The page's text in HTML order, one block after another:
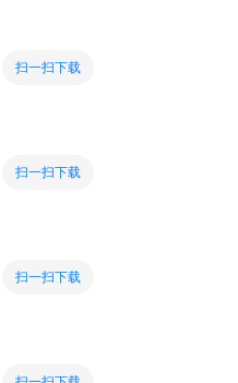
扫一扫下载
扫一扫下载
扫一扫下载